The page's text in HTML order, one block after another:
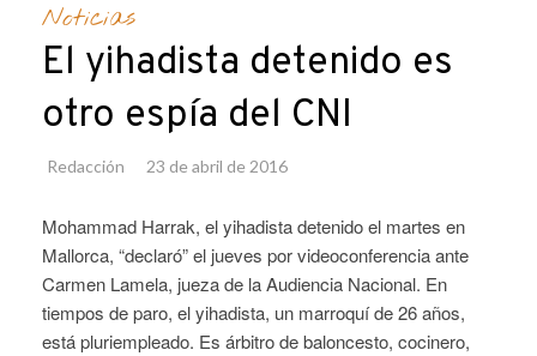
Noticias
El yihadista detenido es
otro espía del CNI
Redacción 23 de abril de 2016
Mohammad Harrak, el yihadista detenido el martes en
Mallorca, “declaró” el jueves por videoconferencia ante
Carmen Lamela, jueza de la Audiencia Nacional. En
tiempos de paro, el yihadista, un marroquí de 26 años,
está pluriempleado. Es árbitro de baloncesto, cocinero,